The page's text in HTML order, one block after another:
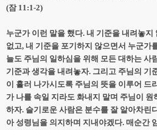
(잠 11:1-2)
누군가 이런 말을 했다. 내 기준을 내려놓
없고, 내 기준을 포기하지 않으면서 누군가
늘도 주님의 일하심을 위해 모든 대하는 사
기준과 생각을 내려놓자. 그리고 주님의 기
이 흘러 나가시도록 주님의 뜻을 이루어 드
가 나를 속일 지라도 화내지 말며 주님이
하자. 슬기로운 사람은 분수를 잘 알아차린
아 성령님을 의지하며 지내야겠다. 매순간